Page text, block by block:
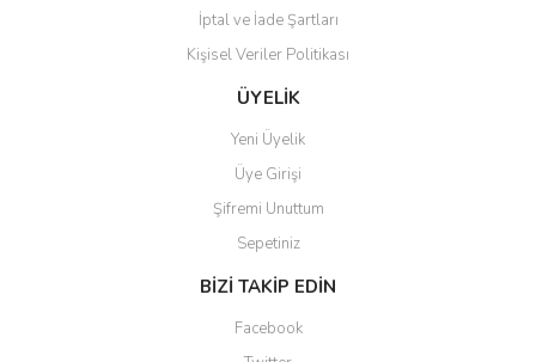
Gönder
İptal ve İade Şartları
Kişisel Veriler Politikası
ÜYELİK
Yeni Üyelik
Üye Girişi
Şifremi Unuttum
Sepetiniz
BİZİ TAKİP EDİN
Facebook